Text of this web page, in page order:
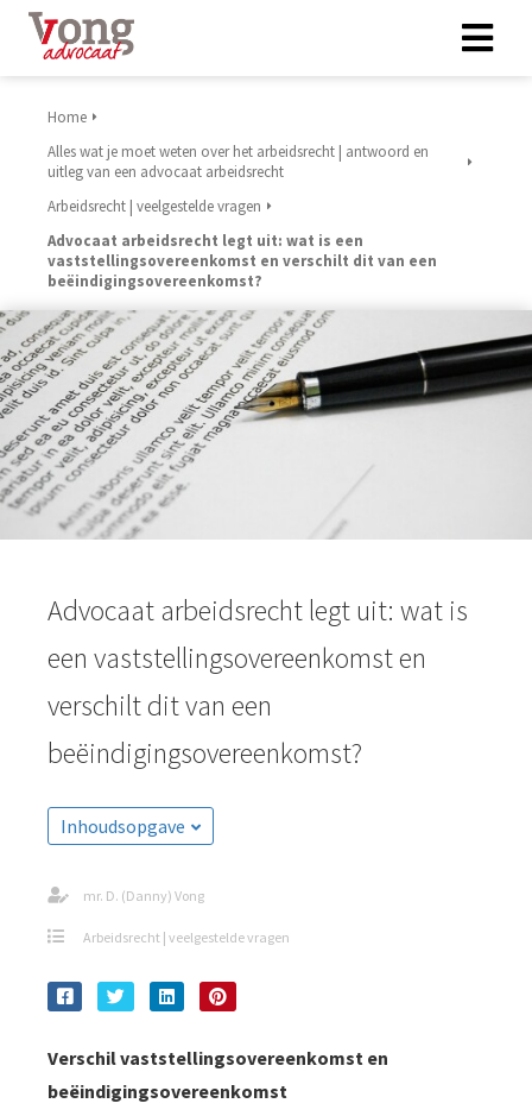
Home
Alles wat je moet weten over het arbeidsrecht | antwoord en
uitleg van een advocaat arbeidsrecht
Arbeidsrecht | veelgestelde vragen
Advocaat arbeidsrecht legt uit: wat is een
vaststellingsovereenkomst en verschilt dit van een
beëindigingsovereenkomst?
Advocaat arbeidsrecht legt uit: wat is
een vaststellingsovereenkomst en
verschilt dit van een
beëindigingsovereenkomst?
Inhoudsopgave
mr. D. (Danny) Vong
Arbeidsrecht | veelgestelde vragen
Verschil vaststellingsovereenkomst en
beëindigingsovereenkomst